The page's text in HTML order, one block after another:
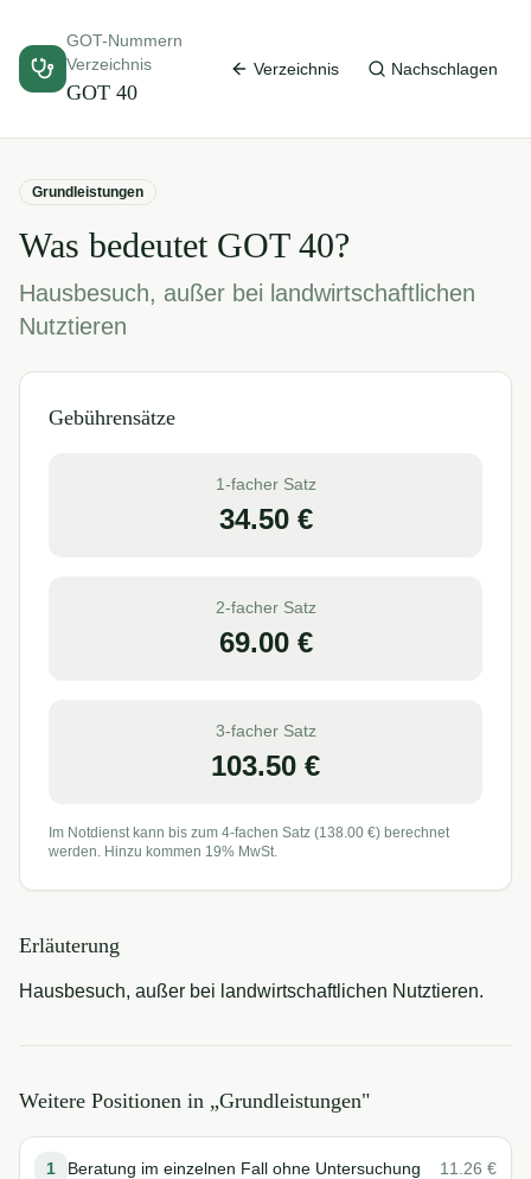
GOT-Nummern
Verzeichnis
GOT 40
Verzeichnis Nachschlagen
Grundleistungen
Was bedeutet GOT 40?
Hausbesuch, außer bei landwirtschaftlichen
Nutztieren
Gebührensätze
1-facher Satz
34.50€
2-facher Satz
69.00€
3-facher Satz
103.50 €
Im Notdienst kann bis zum 4-fachen Satz (138.00 €) berechnet
werden. Hinzu kommen 19% MwSt.
Erläuterung
Hausbesuch, außer bei landwirtschaftlichen Nutztieren.
Weitere Positionen in „Grundleistungen"
1 Beratung im einzelnen Fall ohne Untersuchung 11.26 €